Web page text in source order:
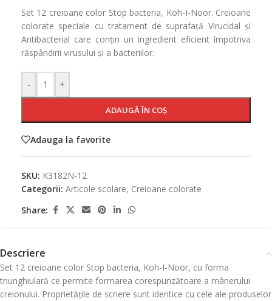
Set 12 creioane color Stop bacteria, Koh-I-Noor. Creioane
colorate speciale cu tratament de suprafață Virucidal și
Antibacterial care conțin un ingredient eficient împotriva
răspândirii virusului și a bacteriilor.
- +
ADAUGĂ ÎN COȘ
Adauga la favorite
SKU: K3182N-12
Categorii: Articole scolare, Creioane colorate
Share:
Descriere
Set 12 creioane color Stop bacteria, Koh-I-Noor, cu forma
triunghiulară ce permite formarea corespunzătoare a mânerului
creionului. Proprietățile de scriere sunt identice cu cele ale produselor